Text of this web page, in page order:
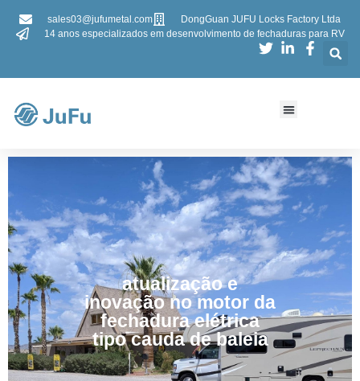
sales03@jufumetal.com
DongGuan JUFU Locks Factory Ltda
14 anos especializados em desenvolvimento de fechaduras para RV
atualização e
inovação no motor da
fechadura elétrica
tipo cauda de baleia